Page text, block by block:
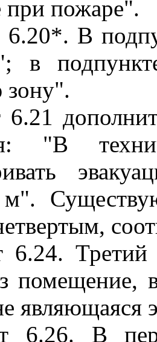
при пожаре".
В
в
"В
6.24. Третий
помещение,
являющаяся
6.26. В